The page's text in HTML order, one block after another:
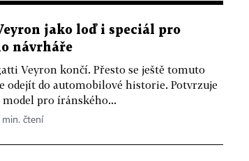
jako loď i speciál pro
návrháře
Veyron končí. Přesto se ještě tomuto
odejít do automobilové historie. Potvrzuje
pro íránského...
min. čtení